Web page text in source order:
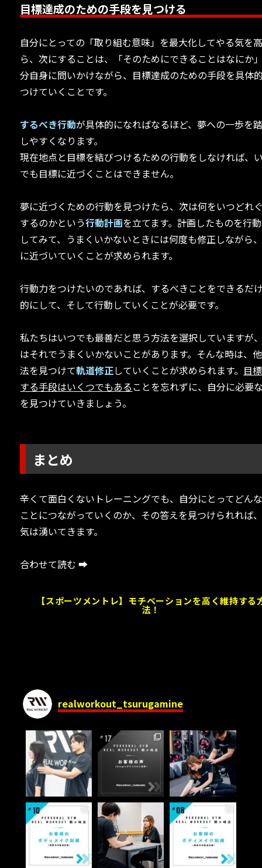
目標達成のための手段を見つける
自分にとっての「取り組む意味」を最大化してやる気を
ら、次にすることは、「そのためにできることはなにか
分自身に問いかけながら、目標達成のための手段を具体
つけていくことです。
するべき行動が具体的になればなるほど、夢への一歩を
しやすくなります。
現在地点と目標を結びつけるための行動をしなければ、
でも目標に近づくことはできません。
夢に近づくための行動を見つけたら、次は何をいつどれ
するのかという行動計画を立てます。計画したものを行
してみて、うまくいかないときには何度も修正しながら
に近づいていくことが求められます。
行動力をつけたいのであれば、するべきことをできるだ
的にして、そして行動していくことが必要です。
私たちはいつでも最善だと思う方法を選択していますが
はそれでうまくいかないことがあります。そんな時は、
法を見つけて軌道修正していくことが求められます。 目
する手段はいくつでもあることを忘れずに、自分に必要
を見つけていきましょう。
まとめ
辛くて面白くないトレーニングでも、自分にとってどん
ことにつながっていくのか、その答えを見つけられれば
気は湧いてきます。
合わせて読む ➡
【スポーツメントレ】モチベーションを高く維持する
法！
realworkout_tsurugamine